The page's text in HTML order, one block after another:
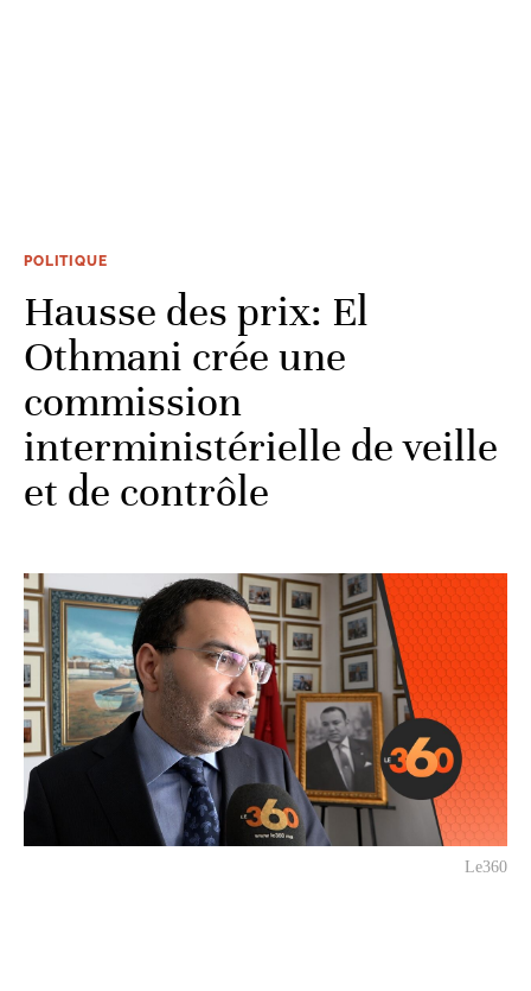
POLITIQUE
Hausse des prix: El
Othmani crée une
commission
interministérielle de veille
et de contrôle
Le360